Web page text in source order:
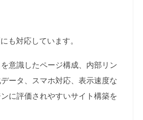
も対応しています。
意識したページ構成、内部リン
ータ、スマホ対応、表示速度な
に評価されやすいサイト構築を